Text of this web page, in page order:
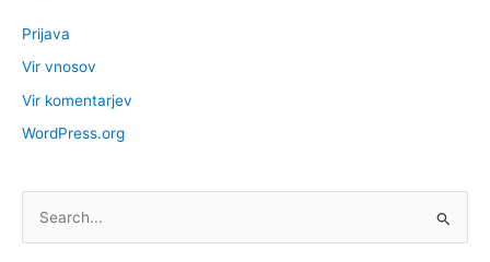
Prijava
Vir vnosov
Vir komentarjev
WordPress.org